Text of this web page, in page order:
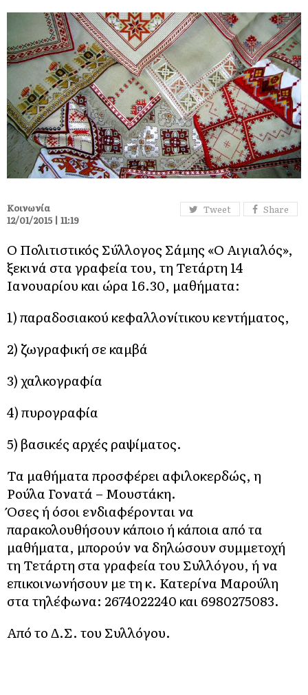
Tweet Share
Κοινωνία
12/01/2015 | 11:19
O Πολιτιστικός Σύλλογος Σάμης «Ο Αιγιαλός»,
ξεκινά στα γραφεία του, τη Τετάρτη 14
Ιανουαρίου και ώρα 16.30, μαθήματα:
1) παραδοσιακού κεφαλλονίτικου κεντήματος,
2) ζωγραφική σε καμβά
3) χαλκογραφία
4) πυρογραφία
5) βασικές αρχές ραψίματος.
Τα μαθήματα προσφέρει αφιλοκερδώς, η
Ρούλα Γονατά – Μουστάκη.
Όσες ή όσοι ενδιαφέρονται να
παρακολουθήσουν κάποιο ή κάποια από τα
μαθήματα, μπορούν να δηλώσουν συμμετοχή
τη Τετάρτη στα γραφεία του Συλλόγου, ή να
επικοινωνήσουν με τη κ. Κατερίνα Μαρούλη
στα τηλέφωνα: 2674022240 και 6980275083.
Από το Δ.Σ. του Συλλόγου.